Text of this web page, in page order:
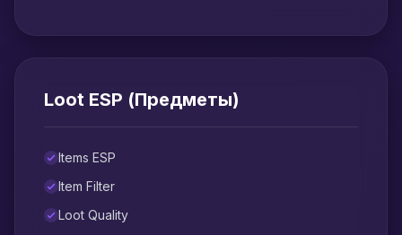
Loot ESP (Предметы)
Items ESP
Item Filter
Loot Quality